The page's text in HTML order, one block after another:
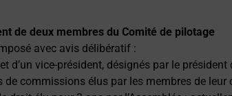
de deux membres du Comité de pilotage
avec avis délibératif :
d’un vice-président, désignés par le président
de commissions élus par les membres de leur